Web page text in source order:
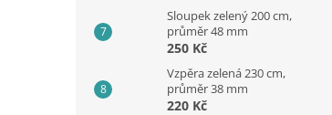
Sloupek zelený 200 cm,
průměr 48 mm
250 Kč
Vzpěra zelená 230 cm,
průměr 38 mm
220 Kč